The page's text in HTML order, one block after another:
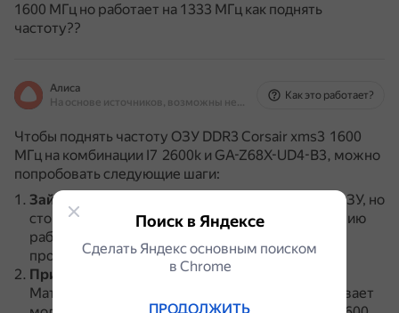
1600 МГц но работает на 1333 МГц как поднять
частоту??
Алиса
На основе источников, возможны неточности
Как это работает?
Чтобы поднять частоту ОЗУ DDR3 Corsair xms3 1600
МГц на комбинации I7 2600k и GA-Z68X-UD4-B3, можно
попробовать следующие шаги:
Зайти в BIOS
В нём можно повысить частоту ОЗУ, но
стоит учитывать, что это не приведёт к ускорению
работы компьютера, так как частота работы
процессора не изменится.
Принудительно выставить частоту 1866 МГц
Материнская плата GA-Z68X-UD4-B3 поддерживает
Поиск в Яндексе
Сделать Яндекс основным поиском
в Сhrome
ПРОДОЛЖИТЬ